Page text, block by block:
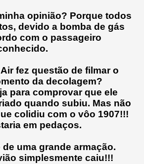
opinião? Porque todos
devido a bomba de gás
com o passageiro
fez questão de filmar o
da decolagem?
para comprovar que ele
quando subiu. Mas não
colidiu com o vôo 1907!!!
em pedaços.
uma grande armação.
simplesmente caiu!!!